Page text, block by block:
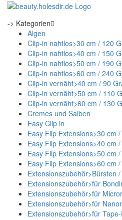
-> Kategorien
Algen
Clip-in nahtlos>30 cm / 120
Clip-in nahtlos>40 cm / 150
Clip-in nahtlos>50 cm / 190
Clip-in nahtlos>60 cm / 240
Clip-in vernäht>40 cm / 90
Clip-in vernäht>50 cm / 110
Clip-in vernäht>60 cm / 130
Cremes und Salben
Easy Clip in
Easy Flip Extensions>30 cm
Easy Flip Extensions>40 cm
Easy Flip Extensions>50 cm
Easy Flip Extensions>60 cm
Extensionszubehör>Bürsten
Extensionszubehör>für
Extensionszubehör>für
Extensionszubehör>für
Extensionszubehör>für